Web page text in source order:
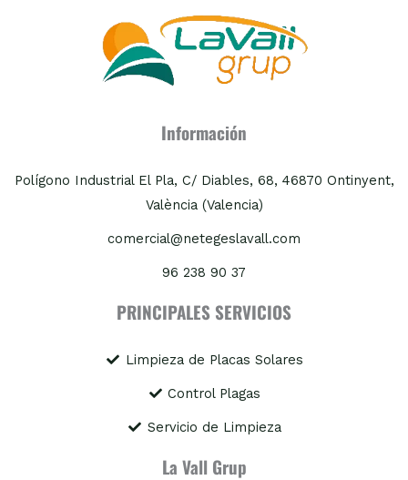
Información
Polígono Industrial El Pla, C/ Diables, 68, 46870 Ontinyent,
València (Valencia)
comercial@netegeslavall.com
96 238 90 37
PRINCIPALES SERVICIOS
Limpieza de Placas Solares
Control Plagas
Servicio de Limpieza
La Vall Grup